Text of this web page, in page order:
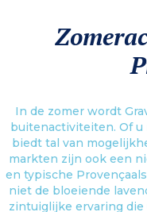
In de zomer wordt
buitenactiviteiten. Of
biedt tal van
markten zijn ook een
en typische
niet de bloeiende
zintuiglijke ervaring